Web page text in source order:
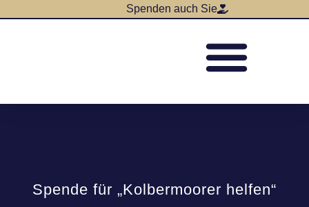
Spenden auch Sie
Spende für „Kolbermoorer helfen“